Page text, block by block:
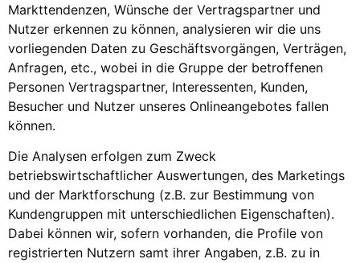
Markttendenzen, Wünsche der Vertragspartner und
Nutzer erkennen zu können, analysieren wir die uns
vorliegenden Daten zu Geschäftsvorgängen, Verträgen,
Anfragen, etc., wobei in die Gruppe der betroffenen
Personen Vertragspartner, Interessenten, Kunden,
Besucher und Nutzer unseres Onlineangebotes fallen
können.
Die Analysen erfolgen zum Zweck
betriebswirtschaftlicher Auswertungen, des Marketings
und der Marktforschung (z.B. zur Bestimmung von
Kundengruppen mit unterschiedlichen Eigenschaften).
Dabei können wir, sofern vorhanden, die Profile von
registrierten Nutzern samt ihrer Angaben, z.B. zu in